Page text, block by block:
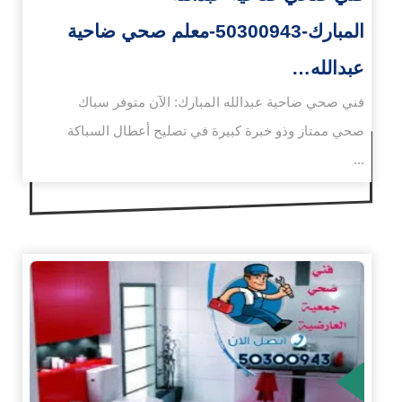
المبارك-50300943-معلم صحي ضاحية
عبدالله…
فني صحي ضاحية عبدالله المبارك: الآن متوفر سباك
صحي ممتاز وذو خبرة كبيرة في تصليح أعطال السباكة
...